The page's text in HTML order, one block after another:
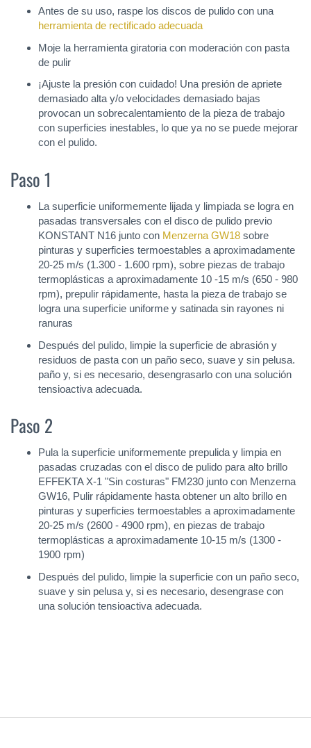
Antes de su uso, raspe los discos de pulido con una
herramienta de rectificado adecuada
Moje la herramienta giratoria con moderación con pasta
de pulir
¡Ajuste la presión con cuidado! Una presión de apriete
demasiado alta y/o velocidades demasiado bajas
provocan un sobrecalentamiento de la pieza de trabajo
con superficies inestables, lo que ya no se puede mejorar
con el pulido.
Paso 1
La superficie uniformemente lijada y limpiada se logra en
pasadas transversales con el disco de pulido previo
KONSTANT N16 junto con Menzerna GW18 sobre
pinturas y superficies termoestables a aproximadamente
20-25 m/s (1.300 - 1.600 rpm), sobre piezas de trabajo
termoplásticas a aproximadamente 10 -15 m/s (650 - 980
rpm), prepulir rápidamente, hasta la pieza de trabajo se
logra una superficie uniforme y satinada sin rayones ni
ranuras
Después del pulido, limpie la superficie de abrasión y
residuos de pasta con un paño seco, suave y sin pelusa.
paño y, si es necesario, desengrasarlo con una solución
tensioactiva adecuada.
Paso 2
Pula la superficie uniformemente prepulida y limpia en
pasadas cruzadas con el disco de pulido para alto brillo
EFFEKTA X-1 "Sin costuras" FM230 junto con Menzerna
GW16, Pulir rápidamente hasta obtener un alto brillo en
pinturas y superficies termoestables a aproximadamente
20-25 m/s (2600 - 4900 rpm), en piezas de trabajo
termoplásticas a aproximadamente 10-15 m/s (1300 -
1900 rpm)
Después del pulido, limpie la superficie con un paño seco,
suave y sin pelusa y, si es necesario, desengrase con
una solución tensioactiva adecuada.